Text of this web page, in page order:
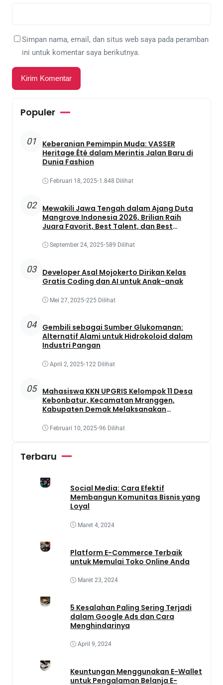
Simpan nama, email, dan situs web saya pada peramban
ini untuk komentar saya berikutnya.
Populer
01
Keberanian Pemimpin Muda: VASSER
Heritage Été dalam Merintis Jalan Baru di
Dunia Fashion
Februari 18, 2025•1.848 Dilihat
02
Mewakili Jawa Tengah dalam Ajang Duta
Mangrove Indonesia 2026, Brilian Raih
Juara Favorit, Best Talent, dan Best
September 24, 2025•589 Dilihat
03
Developer Asal Mojokerto Dirikan Kelas
Gratis Coding dan AI untuk Anak-anak
Mei 27, 2025•225 Dilihat
04
Gembili sebagai Sumber Glukomanan:
Alternatif Alami untuk Hidrokoloid dalam
Industri Pangan
April 2, 2025•122 Dilihat
05
Mahasiswa KKN UPGRIS Kelompok 11 Desa
Kebonbatur, Kecamatan Mranggen,
Kabupaten Demak Melaksanakan
Memanfaatkan Lahan Yang Terbengkalai
Februari 10, 2025•96 Dilihat
Terbaru
Social Media: Cara Efektif
Membangun Komunitas Bisnis yang
Loyal
Maret 4, 2024
Platform E-Commerce Terbaik
untuk Memulai Toko Online Anda
Maret 23, 2024
5 Kesalahan Paling Sering Terjadi
dalam Google Ads dan Cara
Menghindarinya
April 9, 2024
Keuntungan Menggunakan E-Wallet
untuk Pengalaman Belanja E-